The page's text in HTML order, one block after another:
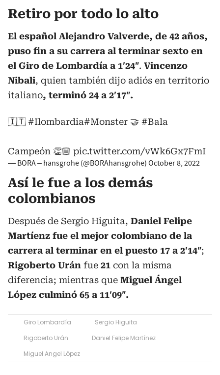
Retiro por todo lo alto
El español Alejandro Valverde, de 42 años,
puso fin a su carrera al terminar sexto en
el Giro de Lombardía a 1′24″. Vincenzo
Nibali, quien también dijo adiós en territorio
italiano, terminó 24 a 2′17″.
🇮🇹 #Ilombardia#Monster 🤝 #Bala
Campeón 👏🏼 pic.twitter.com/vWk6Gx7FmI
— BORA – hansgrohe (@BORAhansgrohe) October 8, 2022
Así le fue a los demás
colombianos
Después de Sergio Higuita, Daniel Felipe
Martíenz fue el mejor colombiano de la
carrera al terminar en el puesto 17 a 2′14″;
Rigoberto Urán fue 21 con la misma
diferencia; mientras que Miguel Ángel
López culminó 65 a 11′09″.
Giro Lombardía
Sergio Higuita
Rigoberto Urán
Daniel Felipe Martínez
Miguel Angel López